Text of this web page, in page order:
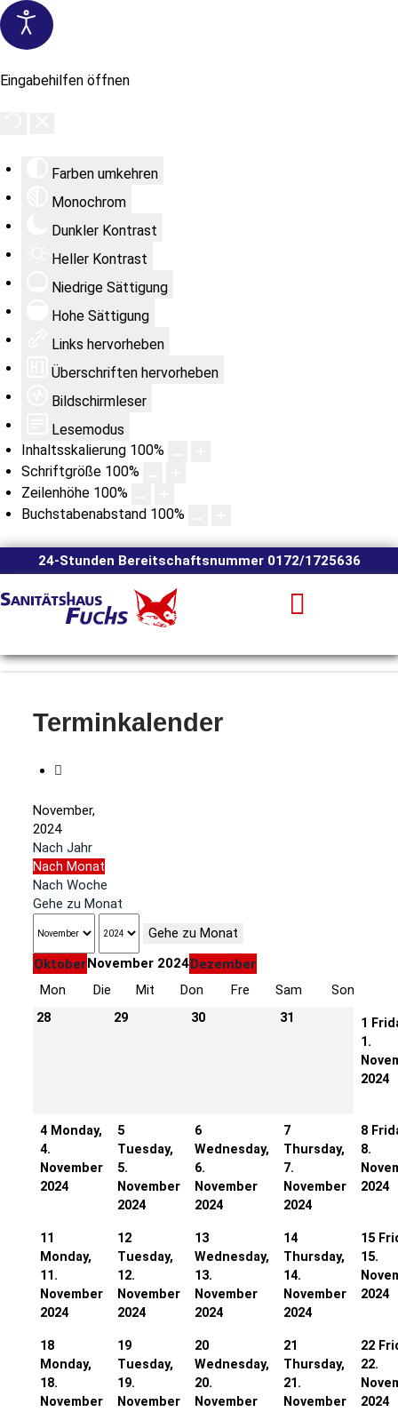
Eingabehilfen öffnen
Farben umkehren
Monochrom
Dunkler Kontrast
Heller Kontrast
Niedrige Sättigung
Hohe Sättigung
Links hervorheben
Überschriften hervorheben
Bildschirmleser
Lesemodus
Inhaltsskalierung 100%
Schriftgröße 100%
Zeilenhöhe 100%
Buchstabenabstand 100%
24-Stunden Bereitschaftsnummer 0172/1725636
Terminkalender
November,
2024
Nach Jahr
Nach Monat
Nach Woche
Gehe zu Monat
Gehe zu Monat
Oktober November 2024 Dezember
Mon
Die Mit Don Fre Sam Son
28 29 30 31 1
1.
2024
4 Monday,
4.
November
2024
5
Tuesday,
5.
November
2024
6
Wednesday,
6.
November
2024
7
Thursday,
7.
November
2024
8
8.
2024
11
Monday,
11.
November
2024
12
Tuesday,
12.
November
2024
13
Wednesday,
13.
November
2024
14
Thursday,
14.
November
2024
15
15.
2024
18
Monday,
18.
November
19
Tuesday,
19.
November
20
Wednesday,
20.
November
21
Thursday,
21.
November
22
22.
2024